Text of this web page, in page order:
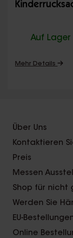
Auf Lager
Mehr Details
Über Uns
Kontaktieren
Preis
Messen
Shop für nicht
Werden Sie
EU-
Online